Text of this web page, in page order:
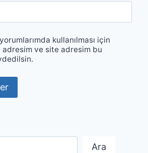
kullanılması için
adresim ve site adresim bu
Ara